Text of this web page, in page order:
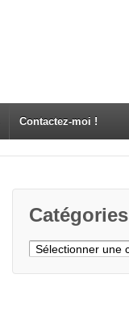
Contactez-moi !
Catégories
Catégories